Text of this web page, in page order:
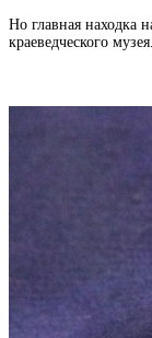
Но главная находка
краеведческого музея